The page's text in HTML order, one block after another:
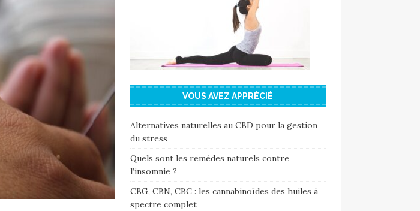
VOUS AVEZ APPRÉCIÉ
Alternatives naturelles au CBD pour la gestion
du stress
Quels sont les remèdes naturels contre
l’insomnie ?
CBG, CBN, CBC : les cannabinoïdes des huiles à
spectre complet